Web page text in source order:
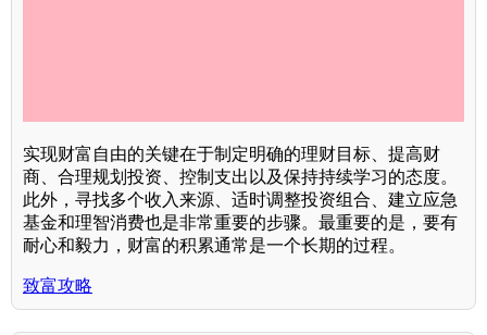
实现财富自由的关键在于制定明确的理财目标、提高财
商、合理规划投资、控制支出以及保持持续学习的态度。
此外，寻找多个收入来源、适时调整投资组合、建立应急
基金和理智消费也是非常重要的步骤。最重要的是，要有
耐心和毅力，财富的积累通常是一个长期的过程。
致富攻略